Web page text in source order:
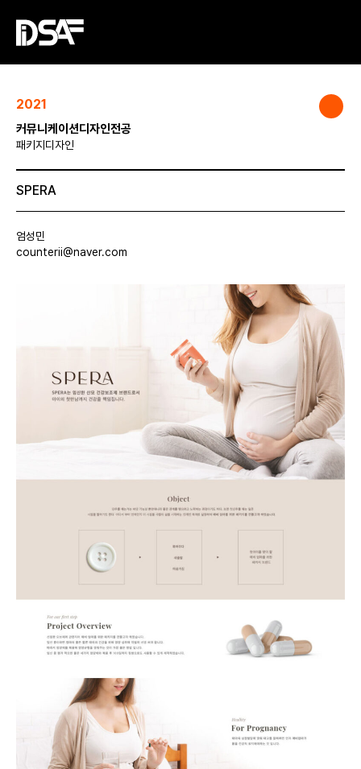
2021
커뮤니케이션디자인전공
패키지디자인
SPERA
엄성민
counterii@naver.com